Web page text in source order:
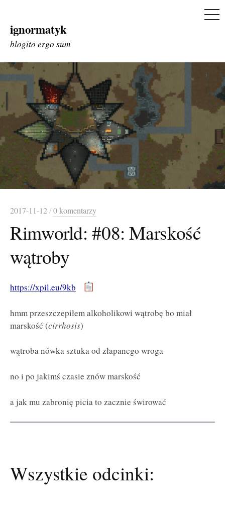
Skip
to
ignormatyk
blogito ergo sum
2017-11-12/0 komentarzy
Rimworld: #08: Marskość
wątroby
https://xpil.eu/9kb
hmm przeszczepiłem alkoholikowi wątrobę bo miał
marskość (cirrhosis)
wątroba nówka sztuka od złapanego wroga
no i po jakimś czasie znów marskość
a jak mu zabronię picia to zacznie świrować
Wszystkie odcinki: